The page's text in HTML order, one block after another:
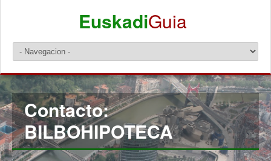
EuskadiGuia
Contacto:
BILBOHIPOTECA